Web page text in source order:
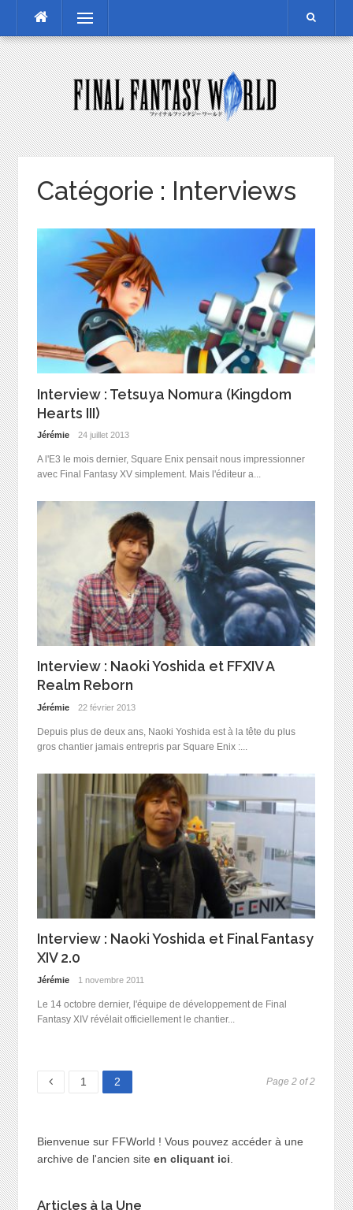
content
Menu
Catégorie : Interviews
Interview : Tetsuya Nomura (Kingdom
Hearts III)
Jérémie 24 juillet 2013
A l'E3 le mois dernier, Square Enix pensait nous impressionner
avec Final Fantasy XV simplement. Mais l'éditeur a...
Interview : Naoki Yoshida et FFXIV A
Realm Reborn
Jérémie 22 février 2013
Depuis plus de deux ans, Naoki Yoshida est à la tête du plus
gros chantier jamais entrepris par Square Enix :...
Interview : Naoki Yoshida et Final Fantasy
XIV 2.0
Jérémie 1 novembre 2011
Le 14 octobre dernier, l'équipe de développement de Final
Fantasy XIV révélait officiellement le chantier...
Page
1 Page
2 Page 2 of 2
Bienvenue sur FFWorld ! Vous pouvez accéder à une
archive de l'ancien site en cliquant ici
Articles à la Une